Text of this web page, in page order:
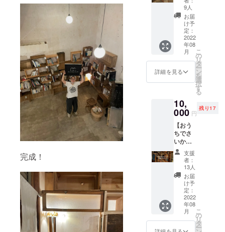
完成！
送りさ
せてい
ただき
ます。)
※ 1人20
口まで
購入す
ができ
ます ※
ること
も可能
です ※
複数口
購入さ
れた場
合もお
送りす
るメッ
セージ
は1つと
させて
いただ
きます
ちを込
めて御
礼の
メッ
セージ
・アト
リエカ
フェ
1000円
ジナル
手ぬぐ
い1枚
（色は
選べま
せん）
※ 有効
期限：
2022年
8月〜
2022年
12月 ※
商品は
ご指定
のご住
リター
ン内容
・感謝
の気持
ちを込
めて御
礼の
メッ
セージ
イトの
メッ
セージ
にてお
送りさ
せてい
ただき
ます。)
なぐば
で夏の
装いを
そろえ
ちゃお
う！ さ
いかち
どブン
コで
作って
いるオ
ル手ぬ
ぐいと
つなぐ
ばのロ
ゴ入りT
シャツ
のセッ
トで
す。 オ
リジナ
ルTシャ
ツはス
タッフ
が来て
いる普
段着用
9人
お届
け予
定：
2022
年08
月
詳細を見る
こ
の
リ
タ
ー
ン
を
選
択
す
る
10,
000 円
残り17
【おう
ちでさ
いかち
どブン
コ、お
楽しみ
セッ
ト】 な
かなか
さいか
ちどブ
ンコに
来れな
い方
支援
者：
13人
お届
け予
定：
2022
年08
月
こ
の
リ
タ
ー